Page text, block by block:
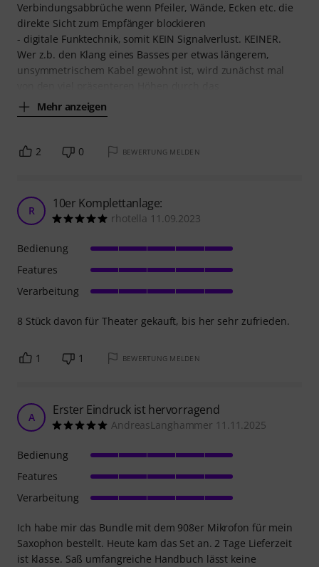
Verbindungsabbrüche wenn Pfeiler, Wände, Ecken etc. die
direkte Sicht zum Empfänger blockieren
- digitale Funktechnik, somit KEIN Signalverlust. KEINER.
Wer z.b. den Klang eines Basses per etwas längerem,
unsymmetrischem Kabel gewohnt ist, wird zunächst mal
Mehr anzeigen
2 0 BEWERTUNG MELDEN
R 10er Komplettanlage:
rhotella 11.09.2023
8 Stück davon für Theater gekauft, bis her sehr zufrieden.
Bedienung
Features
Verarbeitung
1 1 BEWERTUNG MELDEN
A Erster Eindruck ist hervorragend
AndreasLanghammer 11.11.2025
Ich habe mir das Bundle mit dem 908er Mikrofon für mein
Saxophon bestellt. Heute kam das Set an. 2 Tage Lieferzeit
ist klasse. Saß umfangreiche Handbuch lässt keine
Bedienung
Features
Verarbeitung